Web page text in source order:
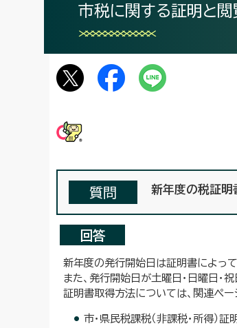
市税に関する証明と閲
質問 新年度の税証明
回答
新年度の発行開始日は証明書によって
また、発行開始日が土曜日・日曜日・
証明書取得方法については、関連ペー
市・県民税課税（非課税・所得）証